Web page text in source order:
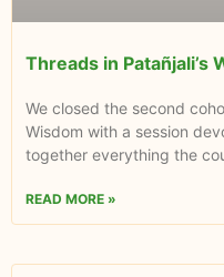
Threads in Patañjali’s
We closed the second
Wisdom with a session
together everything the
READ MORE »